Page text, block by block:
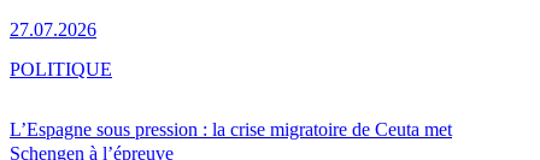
27.07.2026
L’Espagne sous pression : la crise migratoire de Ceuta met
Schengen à l’épreuve
POLITIQUE